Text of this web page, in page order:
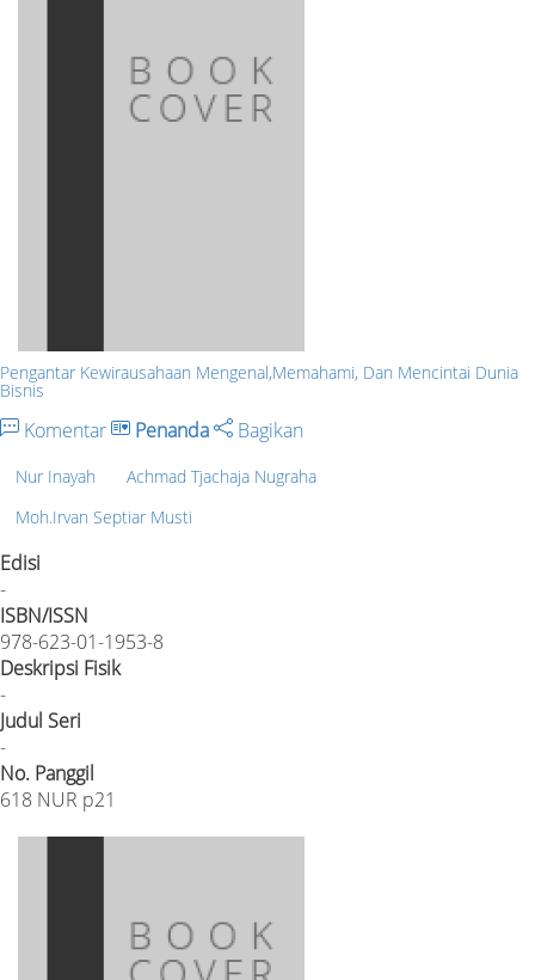
Pengantar Kewirausahaan Mengenal,Memahami, Dan Mencintai Dunia
Bisnis
Komentar Penanda Bagikan
Nur Inayah
Achmad Tjachaja Nugraha
Moh.Irvan Septiar Musti
Edisi
-
ISBN/ISSN
978-623-01-1953-8
Deskripsi Fisik
-
Judul Seri
-
No. Panggil
618 NUR p21